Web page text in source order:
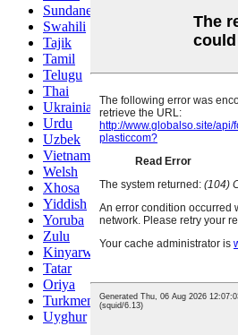
Sundanese
Swahili
Tajik
Tamil
Telugu
Thai
Ukrainian
Urdu
Uzbek
Vietnamese
Welsh
Xhosa
Yiddish
Yoruba
Zulu
Kinyarwanda
Tatar
Oriya
Turkmen
Uyghur